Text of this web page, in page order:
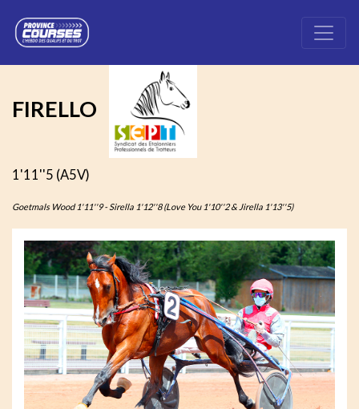
FIRELLO
1'11''5 (A5V)
Goetmals Wood 1'11''9 - Sirella 1'12''8 (Love You 1'10''2 & Jirella 1'13''5)